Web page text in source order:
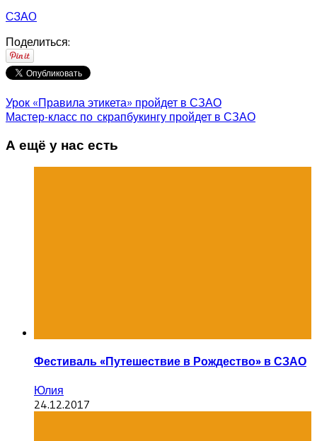
СЗАО
Поделиться:
Урок «Правила этикета» пройдет в СЗАО
Мастер-класс по скрапбукингу пройдет в СЗАО
А ещё у нас есть
Фестиваль «Путешествие в Рождество» в СЗАО
Юлия
24.12.2017